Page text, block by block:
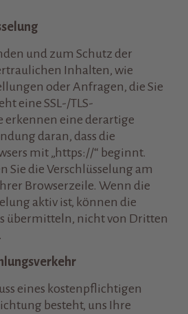
und zum Schutz der
Inhalten, wie
oder Anfragen, die Sie
eine SSL-/TLS-
erkennen eine derartige
daran, dass die
mit „https://“ beginnt.
Sie die Verschlüsselung am
Browserzeile. Wenn die
aktiv ist, können die
übermitteln, nicht von Dritten
eines kostenpflichtigen
besteht, uns Ihre